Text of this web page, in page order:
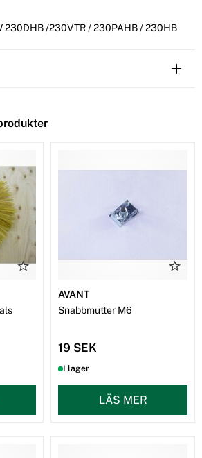
230DHB /230VTR / 230PAHB / 230HB
AVANT
Snabbmutter M6
19 SEK
I lager
LÄS MER